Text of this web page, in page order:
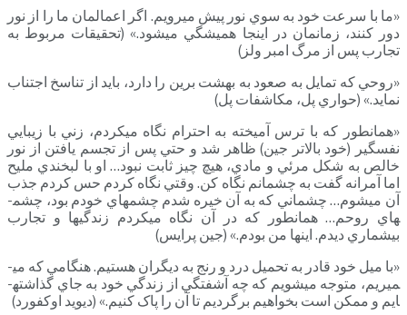
«ما با سرعت خود به سوي نور پيش مي­رويم. اگر اعمالمان ما را از نور
دور کنند، زمانمان در اينجا هميشگي مي­شود.» (تحقيقات مربوط به
تجارب پس از مرگ امبر ولز)
«روحي که تمايل به صعود به بهشت برين را دارد، بايد از تناسخ اجتناب
نمايد.» (حواري پل، مکاشفات پل)
«همانطور که با ترس آميخته به احترام نگاه مي­کردم، زني با زيبايي
نفسگير (خود بالاتر جين) ظاهر شد و حتي پس از تجسم يافتن از نور
خالص به شکل مرئي و مادي، هيچ چيز ثابت نبود… او با لبخندي مليح
اما آمرانه گفت به چشمانم نگاه کن. وقتي نگاه کردم حس کردم جذب
آن مي­شوم… چشماني که به آن خيره شدم چشم­هاي خودم بود، چشم­
هاي روحم… همانطور که در آن نگاه مي­کردم زندگي­ها و تجارب
بيشماري ديدم. اين­ها من بودم.» (جين پرايس)
«با ميل خود قادر به تحميل درد و رنج به ديگران هستيم. هنگامي که مي­
ميريم، متوجه مي­شويم که چه آشفتگي از زندگي خود به جاي گذاشته­
ايم و ممکن است بخواهيم برگرديم تا آن را پاک کنيم.» (ديويد اوکفورد)